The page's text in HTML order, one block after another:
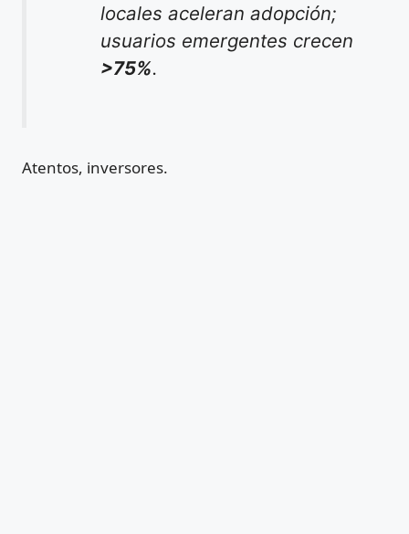
locales aceleran adopción;
usuarios emergentes crecen
>75%.
Atentos, inversores.